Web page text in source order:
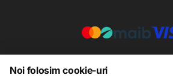
Noi folosim cookie-uri